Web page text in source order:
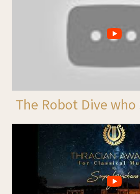
The Robot Dive who